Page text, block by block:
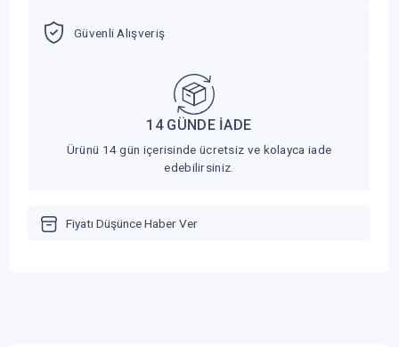
Güvenli Alışveriş
14 GÜNDE İADE
Ürünü 14 gün içerisinde ücretsiz ve kolayca iade
edebilirsiniz.
Fiyatı Düşünce Haber Ver